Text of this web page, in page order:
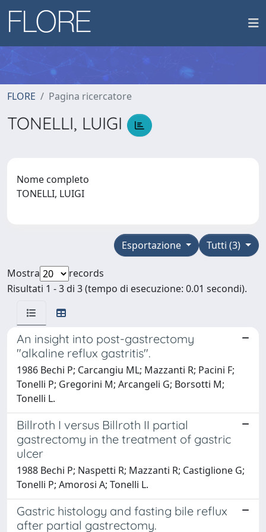
FLORE Pagina ricercatore
TONELLI, LUIGI
Nome completo
TONELLI, LUIGI
Tutti (3)
Esportazione
Mostra
records
Risultati 1 - 3 di 3 (tempo di esecuzione: 0.01 secondi).
An insight into post-gastrectomy
"alkaline reflux gastritis".
1986 Bechi P; Carcangiu ML; Mazzanti R; Pacini F;
Tonelli P; Gregorini M; Arcangeli G; Borsotti M;
Tonelli L.
Billroth I versus Billroth II partial
gastrectomy in the treatment of gastric
ulcer
1988 Bechi P; Naspetti R; Mazzanti R; Castiglione G;
Tonelli P; Amorosi A; Tonelli L.
Gastric histology and fasting bile reflux
after partial gastrectomy.